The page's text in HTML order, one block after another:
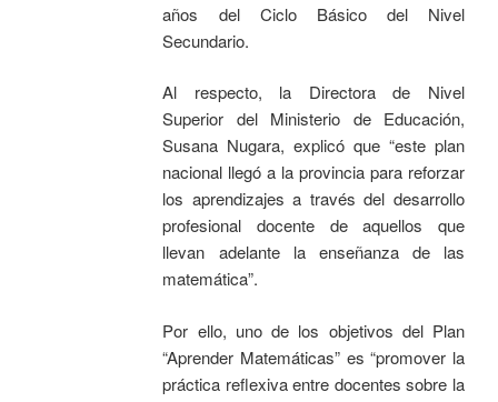
años del Ciclo Básico del Nivel
Secundario.
Al respecto, la Directora de Nivel
Superior del Ministerio de Educación,
Susana Nugara, explicó que “este plan
nacional llegó a la provincia para reforzar
los aprendizajes a través del desarrollo
profesional docente de aquellos que
llevan adelante la enseñanza de las
matemática”.
Por ello, uno de los objetivos del Plan
“Aprender Matemáticas” es “promover la
práctica reflexiva entre docentes sobre la